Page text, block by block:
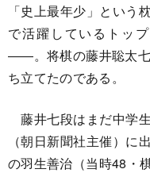
「史上最年少」という
で活躍しているトッ
――。将棋の藤井聡太
ち立てたのである。
藤井七段はまだ中学
（朝日新聞社主催）に
の羽生善治（当時48・